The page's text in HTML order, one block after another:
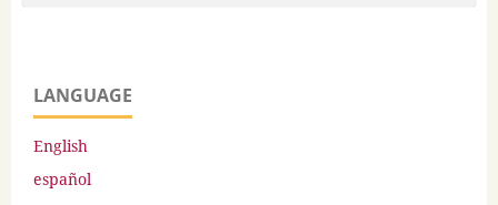
LANGUAGE
English
español